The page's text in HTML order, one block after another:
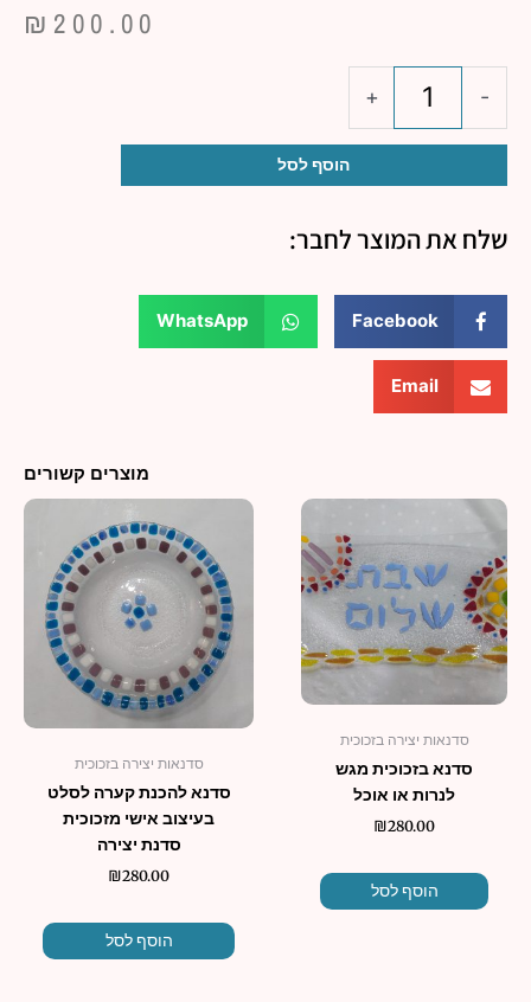
₪ 200.00
-
סדנת
לתבנית
+
הוסף לסל
שלח את המוצר לחבר:
Facebook
WhatsApp
Email
מוצרים קשורים
סדנאות יצירה בזכוכית
סדנא בזכוכית מגש
לנרות או אוכל
₪280.00
הוסף לסל
סדנאות יצירה בזכוכית
סדנא להכנת קערה לסלט
בעיצוב אישי מזכוכית
סדנת יצירה
₪280.00
הוסף לסל